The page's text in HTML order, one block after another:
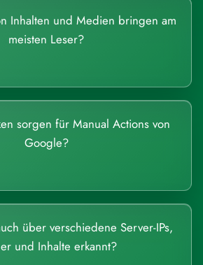
Inhalten und Medien bringen am
meisten Leser?
sorgen für Manual Actions von
Google?
über verschiedene Server-IPs,
und Inhalte erkannt?